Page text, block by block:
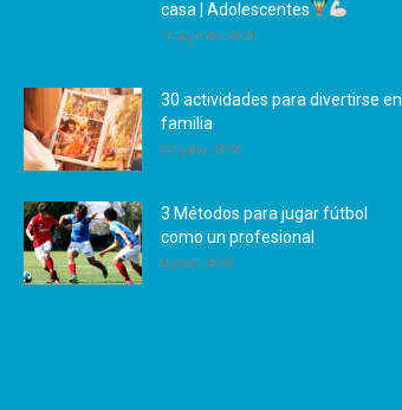
casa | Adolescentes
12 agosto, 2024
30 actividades para divertirse en
familia
25 julio, 2019
3 Métodos para jugar fútbol
como un profesional
4 julio, 2019